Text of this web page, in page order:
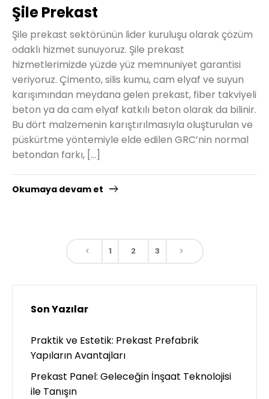
Şile Prekast
Şile prekast sektörünün lider kuruluşu olarak çözüm
odaklı hizmet sunuyoruz. Şile prekast
hizmetlerimizde yüzde yüz memnuniyet garantisi
veriyoruz. Çimento, silis kumu, cam elyaf ve suyun
karışımından meydana gelen prekast, fiber takviyeli
beton ya da cam elyaf katkılı beton olarak da bilinir.
Bu dört malzemenin karıştırılmasıyla oluşturulan ve
püskürtme yöntemiyle elde edilen GRC’nin normal
betondan farkı, […]
Okumaya devam et
1 2 3
Son Yazılar
Praktik ve Estetik: Prekast Prefabrik
Yapıların Avantajları
Prekast Panel: Geleceğin İnşaat Teknolojisi
ile Tanışın